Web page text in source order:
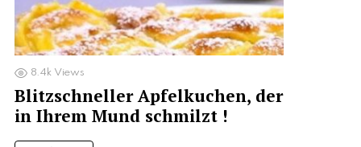
8.4k Views
Blitzschneller Apfelkuchen, der
in Ihrem Mund schmilzt !